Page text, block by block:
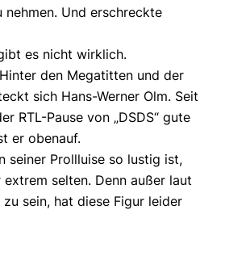
nehmen. Und erschreckte
es nicht wirklich.
den Megatitten und der
sich Hans-Werner Olm. Seit
RTL-Pause von „DSDS“ gute
er obenauf.
seiner Prollluise so lustig ist,
selten. Denn außer laut
sein, hat diese Figur leider